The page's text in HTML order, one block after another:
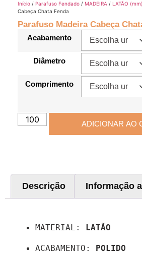
Início / Parafuso Fendado / MADEIRA / LATÃO (mm)
Cabeça Chata Fenda
Parafuso Madeira Cabeça
Acabamento
Diâmetro
Comprimento
ADICIONAR AO
Descrição Informação
MATERIAL: LATÃO
ACABAMENTO: POLIDO